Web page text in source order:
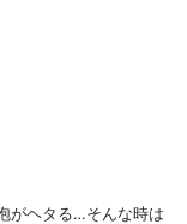
がヘタる…そんな時は